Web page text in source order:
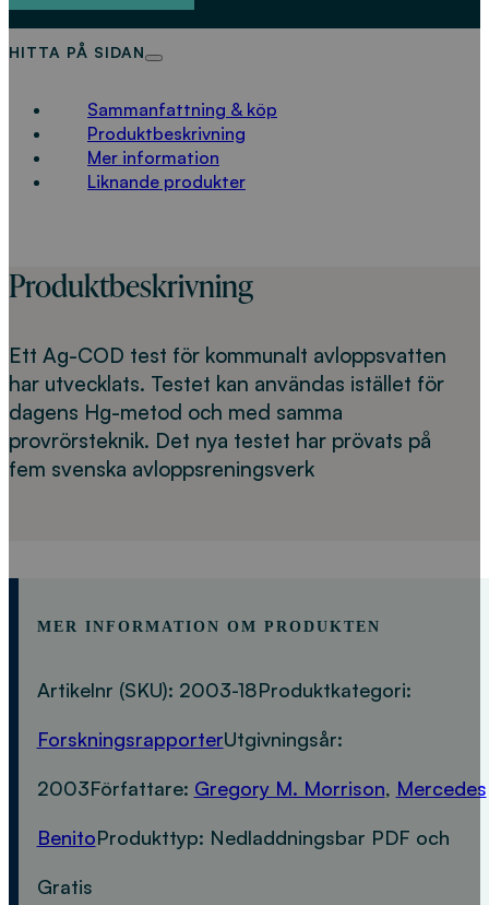
HITTA PÅ SIDAN
Sammanfattning & köp
Produktbeskrivning
Mer information
Liknande produkter
Produktbeskrivning
Ett Ag-COD test för kommunalt avloppsvatten
har utvecklats. Testet kan användas istället för
dagens Hg-metod och med samma
provrörsteknik. Det nya testet har prövats på
fem svenska avloppsreningsverk
MER INFORMATION OM PRODUKTEN
Artikelnr (SKU): 2003-18Produktkategori:
ForskningsrapporterUtgivningsår:
2003Författare: Gregory M. Morrison, Mercedes
BenitoProdukttyp: Nedladdningsbar PDF och
Gratis